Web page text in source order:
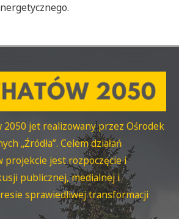
2050 jet realizowany przez Ośrodek
„Źródła”. Celem działań
projekcie jest rozpoczęcie i
publicznej, medialnej i
sprawiedliwej transformacji